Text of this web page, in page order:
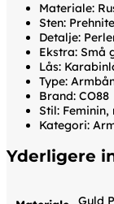
Materiale:
Sten: Prehnite
Detalje:
Ekstra: Små
Lås:
Type:
Brand: CO88
Stil:
Kategori:
Yderligere
Guld